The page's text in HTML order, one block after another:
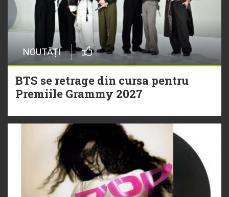
NOUTĂȚI
BTS se retrage din cursa pentru
Premiile Grammy 2027